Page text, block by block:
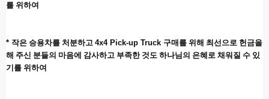
를 위하여
* 작은 승용차를 처분하고 4x4 Pick-up Truck 구매를 위해 최선으로 헌금을
해 주신 분들의 마음에 감사하고 부족한 것도 하나님의 은혜로 채워질 수 있
기를 위하여